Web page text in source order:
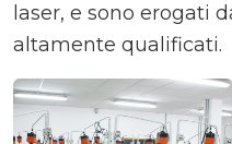
laser, e sono erogati
altamente qualificati.